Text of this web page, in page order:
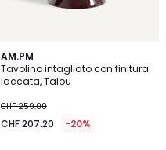
AM.PM
Tavolino intagliato con finitura
laccata, Talou
CHF 259.00
CHF 207.20 -20%
2
Colori